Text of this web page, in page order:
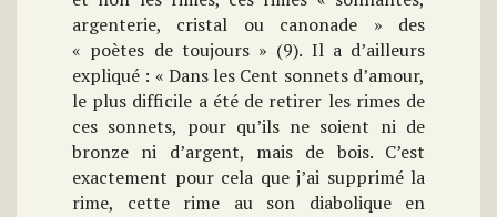
argenterie, cristal ou canonade » des
« poètes de toujours » (9). Il a d’ailleurs
expliqué : « Dans les Cent sonnets d’amour,
le plus difficile a été de retirer les rimes de
ces sonnets, pour qu’ils ne soient ni de
bronze ni d’argent, mais de bois. C’est
exactement pour cela que j’ai supprimé la
rime, cette rime au son diabolique en